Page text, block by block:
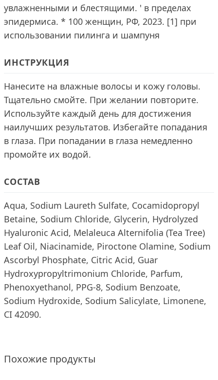
увлажненными и блестящими. ' в пределах
эпидермиса. * 100 женщин, РФ, 2023. [1] при
использовании пилинга и шампуня
ИНСТРУКЦИЯ
Нанесите на влажные волосы и кожу головы.
Тщательно смойте. При желании повторите.
Используйте каждый день для достижения
наилучших результатов. Избегайте попадания
в глаза. При попадании в глаза немедленно
промойте их водой.
СОСТАВ
Aqua, Sodium Laureth Sulfate, Cocamidopropyl
Betaine, Sodium Chloride, Glycerin, Hydrolyzed
Hyaluronic Acid, Melaleuca Alternifolia (Tea Tree)
Leaf Oil, Niacinamide, Piroctone Olamine, Sodium
Ascorbyl Phosphate, Citric Acid, Guar
Hydroxypropyltrimonium Chloride, Parfum,
Phenoxyethanol, PPG-8, Sodium Benzoate,
Sodium Hydroxide, Sodium Salicylate, Limonene,
CI 42090.
Похожие продукты